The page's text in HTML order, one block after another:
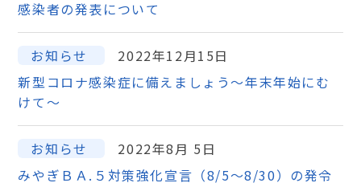
感染者の発表について
お知らせ
2022年12月15日
新型コロナ感染症に備えましょう～年末年始にむ
けて～
お知らせ
2022年8月 5日
みやぎＢＡ.５対策強化宣言（8/5～8/30）の発令